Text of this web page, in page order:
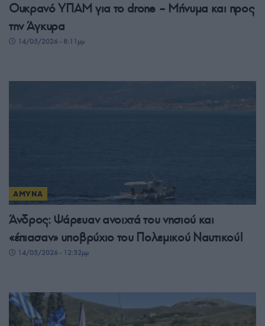
Ουκρανό ΥΠΑΜ για το drone – Μήνυμα και προς
την Άγκυρα
14/05/2026 - 8:11μμ
ΑΜΥΝΑ
Άνδρος: Ψάρευαν ανοιχτά του νησιού και
«έπιασαν» υποβρύχιο του Πολεμικού Ναυτικού!
14/05/2026 - 12:32μμ